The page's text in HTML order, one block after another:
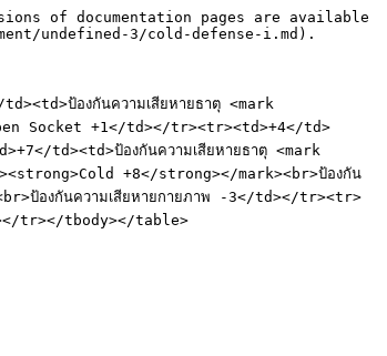
of documentation pages are available
undefined-3/cold-defense-i.md).
ป้องกันความเสียหายธาตุ <mark
Socket +1</td></tr><tr><td>+4</td>
td><td>ป้องกันความเสียหายธาตุ <mark
+8</strong></mark><br>ป้องกัน
ป้องกันความเสียหายกายภาพ -3</td></tr><tr>